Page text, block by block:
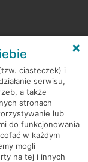
ciasteczek) i
serwisu,
a także
stronach
lub
do funkcjonowania
w każdym
mogli
na tej i innych